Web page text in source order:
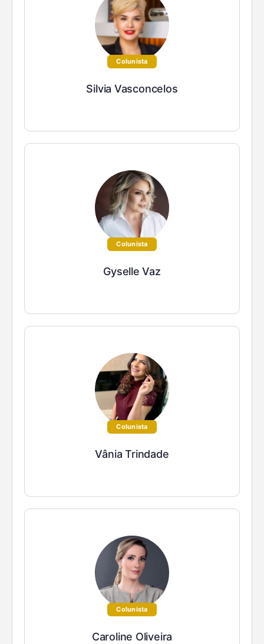
Colunista
Silvia Vasconcelos
Colunista
Gyselle Vaz
Colunista
Vânia Trindade
Colunista
Caroline Oliveira